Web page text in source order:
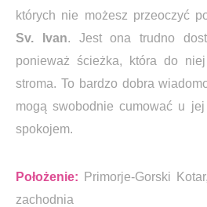
których nie możesz przeoczyć
Sv. Ivan. Jest ona trudno
ponieważ ścieżka, która do
stroma. To bardzo dobra
mogą swobodnie cumować u
spokojem.
Położenie:
Primorje-Gorski
zachodnia